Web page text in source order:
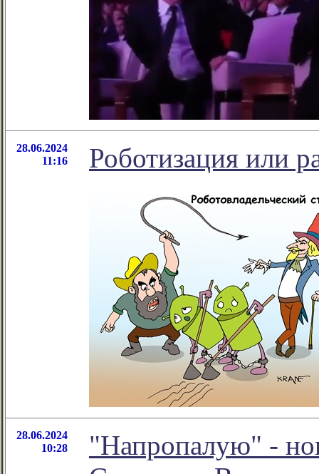
28.06.2024
11:16
Роботизация или
28.06.2024
10:28
"Напропалую" -